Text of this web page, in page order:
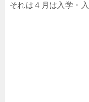
それは４月は入学・